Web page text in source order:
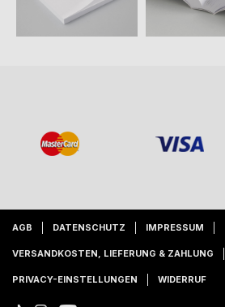
AGB DATENSCHUTZ IMPRESSUM
VERSANDKOSTEN, LIEFERUNG & ZAHLUNG
PRIVACY-EINSTELLUNGEN WIDERRUF